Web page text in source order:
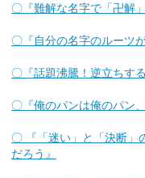
〇『難解な名字で「卍解
〇『自分の名字のルーツ
〇『話題沸騰！逆立ちす
〇『俺のパンは俺のパン
〇 『「迷い」と「決断」
だろう』